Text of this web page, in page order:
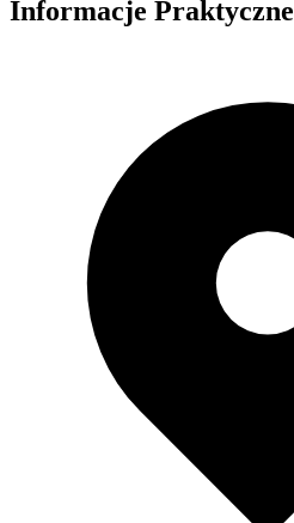
Informacje Praktyczne